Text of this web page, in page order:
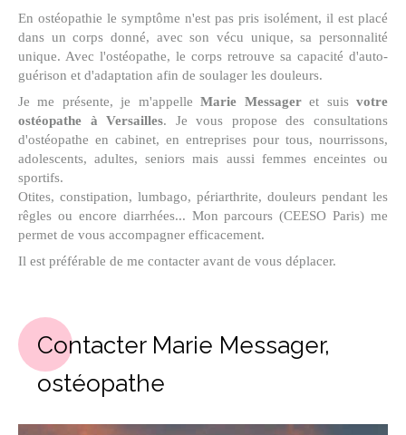
En ostéopathie le symptôme n'est pas pris isolément, il est placé
dans un corps donné, avec son vécu unique, sa personnalité
unique. Avec l'ostéopathe, le corps retrouve sa capacité d'auto-
guérison et d'adaptation afin de soulager les douleurs.
Je me présente, je m'appelleMarie Messageret suisvotre
ostéopathe à Versailles. Je vous propose des consultations
d'ostéopathe en cabinet, en entreprises pour tous, nourrissons,
adolescents, adultes, seniors mais aussi femmes enceintes ou
sportifs.
Otites, constipation, lumbago, périarthrite, douleurs pendant les
rêgles ou encore diarrhées... Mon parcours (CEESO Paris) me
permet de vous accompagner efficacement.
Il est préférable de me contacter avant de vous déplacer.
Contacter Marie Messager,
ostéopathe